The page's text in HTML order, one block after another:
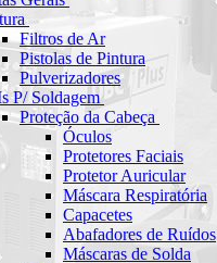
Filtros de Ar
Pistolas de Pintura
Pulverizadores
P/ Soldagem
Proteção da Cabeça
Óculos
Protetores Faciais
Protetor Auricular
Máscara Respiratória
Capacetes
Abafadores de Ruídos
Máscaras de Solda